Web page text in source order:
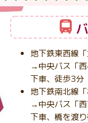
地下鉄東西線
→中央バス「
下車、徒歩3分
地下鉄南北線
→中央バス「
下車、橋を渡